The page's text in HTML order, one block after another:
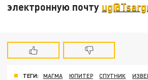
электронную почту
ТЕГИ: МАГМА ЮПИТЕР СПУТНИК